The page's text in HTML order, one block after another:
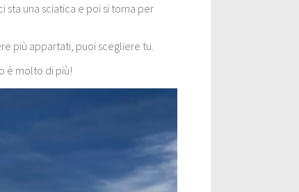
una sciatica e poi si torna per
più appartati, puoi scegliere tu.
è molto di più!